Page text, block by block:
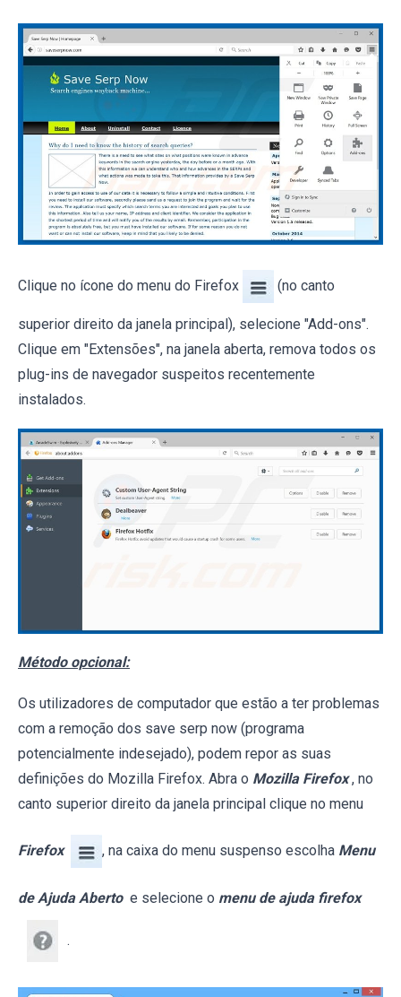
Clique no ícone do menu do Firefox (no canto
superior direito da janela principal), selecione "Add-ons".
Clique em "Extensões", na janela aberta, remova todos os
plug-ins de navegador suspeitos recentemente
instalados.
Método opcional:
Os utilizadores de computador que estão a ter problemas
com a remoção dos save serp now (programa
potencialmente indesejado), podem repor as suas
definições do Mozilla Firefox. Abra o Mozilla Firefox , no
canto superior direito da janela principal clique no menu
Firefox , na caixa do menu suspenso escolha Menu
de Ajuda Aberto e selecione o menu de ajuda firefox
.